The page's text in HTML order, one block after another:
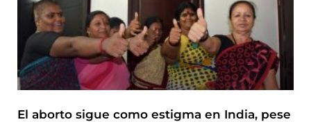
El aborto sigue como estigma en India, pese